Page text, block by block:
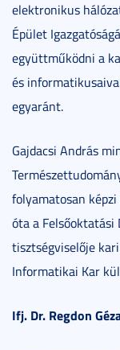
elektronikus
Épület
együttműködni a
és
egyaránt.
Gajdacsi András
folyamatosan
óta a Felsőoktatási
tisztségviselője
Informatikai Kar
Ifj. Dr. Regdon